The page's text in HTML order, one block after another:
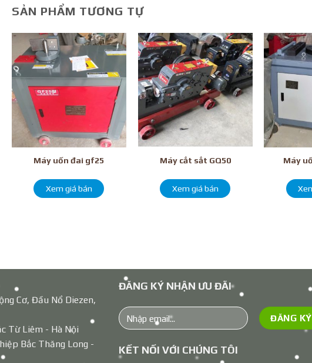
SẢN PHẨM TƯƠNG TỰ
Máy uốn đai gf25
Xem giá bán
Máy cắt sắt GQ50
Xem giá bán
Máy
Cơ, Đầu Nổ Diezen,
Từ Liêm - Hà Nội
Bắc Thăng Long -
ĐĂNG KÝ NHẬN ƯU ĐÃI
KẾT NỐI VỚI CHÚNG TÔI